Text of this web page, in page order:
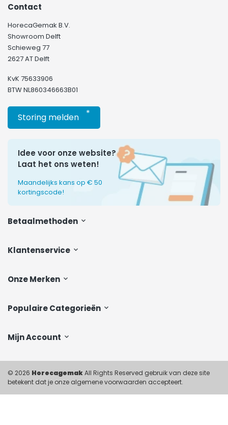
Klantenservice
Onze Merken
Populaire Categorieën
Mijn Account
Contact
HorecaGemak B.V.
Showroom Delft
Schieweg 77
2627 AT Delft
KvK 75633906
BTW NL860346663B01
Storing melden *
Idee voor onze website?
Laat het ons weten!
Maandelijks kans op € 50
kortingscode!
Betaalmethoden
© 2026 HorecagemakAll Rights Reserved gebruik van deze site
betekent dat je onze algemene voorwaarden accepteert.